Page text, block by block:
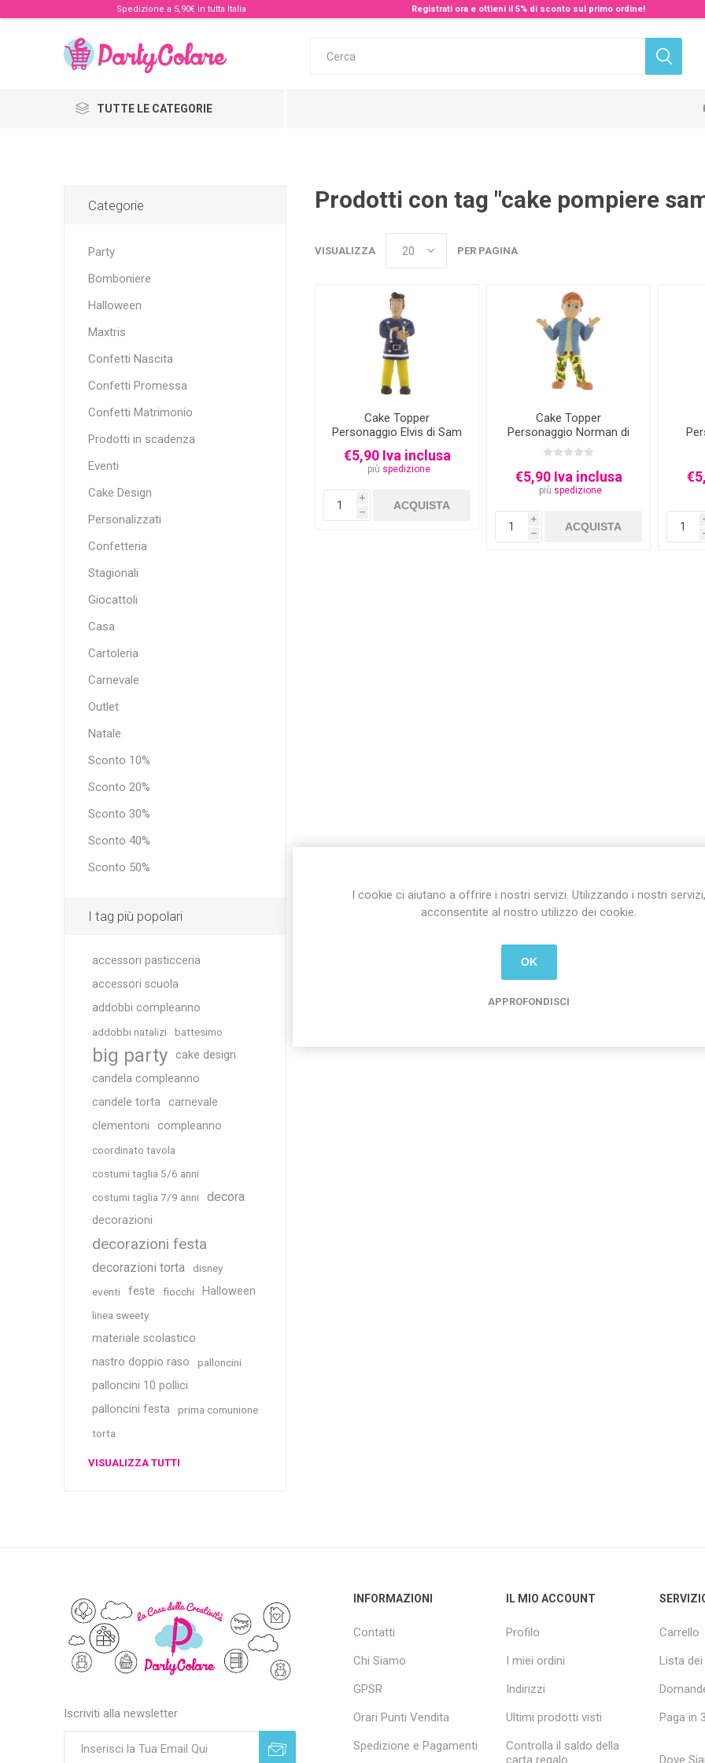
Spedizione a 5,90€ in tutta Italia Registrati ora e ottieni il 5% di sconto sul primo ordine!
TUTTE LE CATEGORIE
Prodotti con tag "cake pompiere
VISUALIZZA PER PAGINA
Cake Topper
Personaggio Elvis di Sam
il Pompiere
€5,90 Iva inclusa
più spedizione
i
h
Cake Topper
Personaggio Norman di
Sam il Pompiere
€5,90 Iva inclusa
più spedizione
i
h
Categorie
Party
Bomboniere
Halloween
Maxtris
Confetti Nascita
Confetti Promessa
Confetti Matrimonio
Prodotti in scadenza
Eventi
Cake Design
Personalizzati
Confetteria
Stagionali
Giocattoli
Casa
Cartoleria
Carnevale
Outlet
Natale
Sconto 10%
Sconto 20%
Sconto 30%
Sconto 40%
Sconto 50%
I tag più popolari
accessori pasticceria
accessori scuola
addobbi compleanno
addobbi natalizi battesimo
big party
cake design
candela compleanno
candele torta
carnevale
clementoni
compleanno
coordinato tavola
costumi taglia 5/6 anni
costumi taglia 7/9 anni
decora
decorazioni
decorazioni festa
decorazioni torta
disney
eventi
feste fiocchi Halloween
linea sweety
materiale scolastico
nastro doppio raso
palloncini
palloncini 10 pollici
palloncini festa
prima comunione
torta
VISUALIZZA TUTTI
Iscriviti alla newsletter
INFORMAZIONI
Contatti
Chi Siamo
GPSR
Orari Punti Vendita
Spedizione e Pagamenti
IL MIO ACCOUNT
Profilo
I miei ordini
Indirizzi
Ultimi prodotti visti
Controlla il saldo della
carta regalo
Carrello
Lista
Paga in
Dove
I cookie ci aiutano a offrire i nostri servizi. Utilizzando i nostri servizi,
acconsentite al nostro utilizzo dei cookie.
OK
APPROFONDISCI